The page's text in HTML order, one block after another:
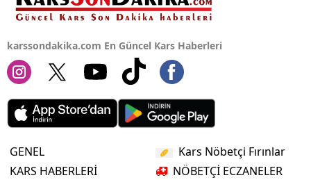
karssondakika.com En Güncel Kars Haberleri
GENEL
KARS HABERLERİ
Kars Nöbetçi Fırınlar
NÖBETÇİ ECZANELER